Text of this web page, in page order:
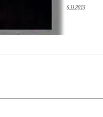
5.11.2013